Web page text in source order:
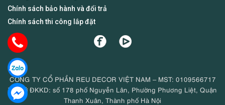
Chính sách bảo hành và đổi trả
Chính sách thi công lắp đặt
CÔNG TY CỔ PHẦN REU DECOR VIỆT NAM – MST: 0109566717
Trụ sở ĐKKD: số 178 phố Nguyễn Lân, Phường Phương Liệt, Quận
Thanh Xuân, Thành phố Hà Nội